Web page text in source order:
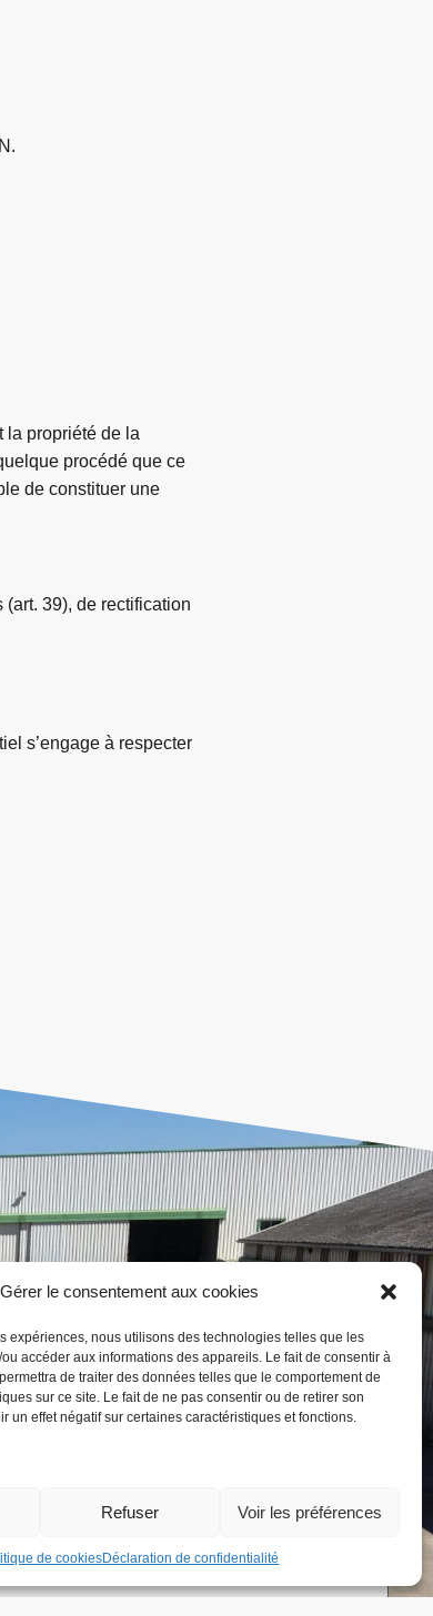
Gérer le consentement aux cookies
expériences, nous utilisons des technologies telles que les
accéder aux informations des appareils. Le fait de consentir à
de traiter des données telles que le comportement de
sur ce site. Le fait de ne pas consentir ou de retirer son
un effet négatif sur certaines caractéristiques et fonctions.
Refuser Voir les préférences
de cookiesDéclaration de confidentialité
la propriété de la
procédé que ce
de constituer une
(art. 39), de rectification
s’engage à respecter